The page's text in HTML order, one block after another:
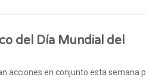
del Día Mundial del
acciones en conjunto esta semana